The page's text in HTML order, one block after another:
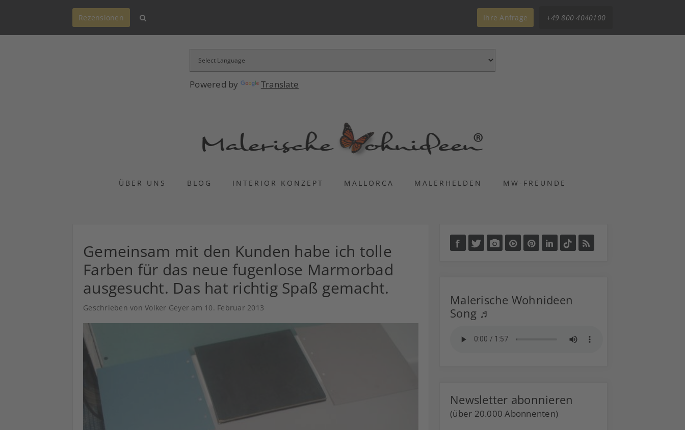
Powered by Translate
Rezensionen Ihre Anfrage +49 800 4040100
ÜBER UNS BLOG INTERIOR KONZEPT MALLORCA MALERHELDEN MW-FREUNDE
Gemeinsam mit den Kunden habe ich tolle
Farben für das neue fugenlose Marmorbad
ausgesucht. Das hat richtig Spaß gemacht.
Geschrieben von Volker Geyer am 10. Februar 2013
Malerische Wohnideen
Song ♬
Newsletter abonnieren
(über 20.000 Abonnenten)